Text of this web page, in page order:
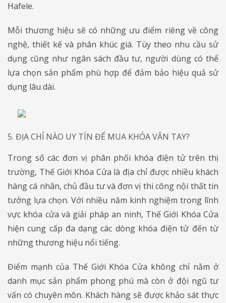
Hafele.
Mỗi thương hiệu sẽ có những ưu điểm riêng về công
nghệ, thiết kế và phân khúc giá. Tùy theo nhu cầu sử
dụng cũng như ngân sách đầu tư, người dùng có thể
lựa chọn sản phẩm phù hợp để đảm bảo hiệu quả sử
dụng lâu dài.
5. ĐỊA CHỈ NÀO UY TÍN ĐỂ MUA KHÓA VÂN TAY?
Trong số các đơn vị phân phối khóa điện tử trên thị
trường, Thế Giới Khóa Cửa là địa chỉ được nhiều khách
hàng cá nhân, chủ đầu tư và đơn vị thi công nội thất tin
tưởng lựa chọn. Với nhiều năm kinh nghiệm trong lĩnh
vực khóa cửa và giải pháp an ninh, Thế Giới Khóa Cửa
hiện cung cấp đa dạng các dòng khóa điện tử đến từ
những thương hiệu nổi tiếng.
Điểm mạnh của Thế Giới Khóa Cửa không chỉ nằm ở
danh mục sản phẩm phong phú mà còn ở đội ngũ tư
vấn có chuyên môn. Khách hàng sẽ được khảo sát thực